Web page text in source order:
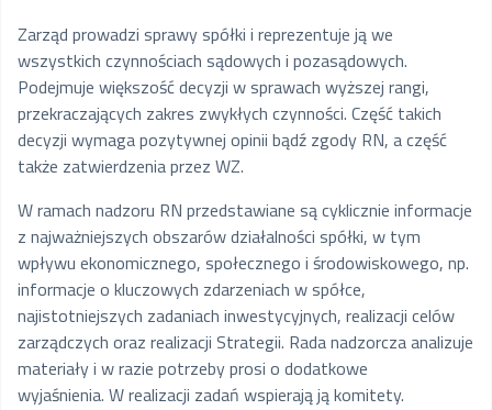
Zarząd prowadzi sprawy spółki i reprezentuje ją we
wszystkich czynnościach sądowych i pozasądowych.
Podejmuje większość decyzji w sprawach wyższej rangi,
przekraczających zakres zwykłych czynności. Część takich
decyzji wymaga pozytywnej opinii bądź zgody RN, a część
także zatwierdzenia przez WZ.
W ramach nadzoru RN przedstawiane są cyklicznie informacje
z najważniejszych obszarów działalności spółki, w tym
wpływu ekonomicznego, społecznego i środowiskowego, np.
informacje o kluczowych zdarzeniach w spółce,
najistotniejszych zadaniach inwestycyjnych, realizacji celów
zarządczych oraz realizacji Strategii. Rada nadzorcza analizuje
materiały i w razie potrzeby prosi o dodatkowe
wyjaśnienia. W realizacji zadań wspierają ją komitety.